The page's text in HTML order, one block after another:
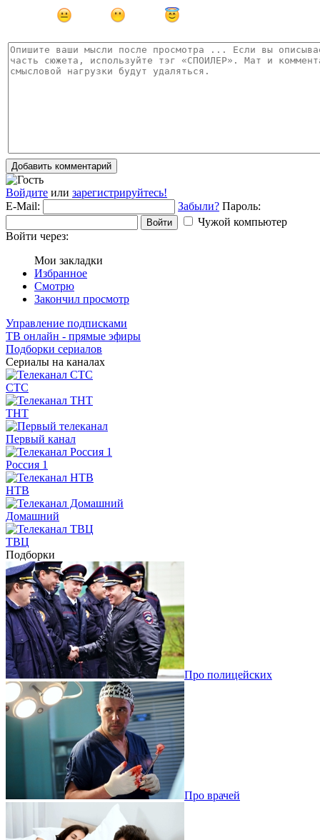
Добавить комментарий
Войдите или зарегистрируйтесь!
E-Mail:
Забыли? Пароль:
Войти
Чужой компьютер
Войти через:
Мои закладки
Избранное
Смотрю
Закончил просмотр
Управление подписками
ТВ онлайн - прямые эфиры
Подборки сериалов
Сериалы на каналах
СТС
ТНТ
Первый канал
Россия 1
НТВ
Домашний
ТВЦ
Подборки
Про полицейских
Про врачей